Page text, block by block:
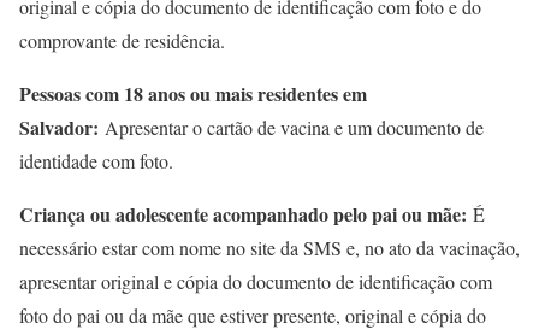
original e cópia do documento de identificação com foto e do
comprovante de residência.
Pessoas com 18 anos ou mais residentes em
Salvador: Apresentar o cartão de vacina e um documento de
identidade com foto.
Criança ou adolescente acompanhado pelo pai ou mãe: É
necessário estar com nome no site da SMS e, no ato da vacinação,
apresentar original e cópia do documento de identificação com
foto do pai ou da mãe que estiver presente, original e cópia do